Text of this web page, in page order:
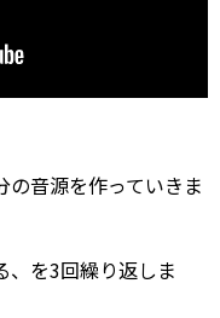
の音源を作っていきま
、を3回繰り返しま